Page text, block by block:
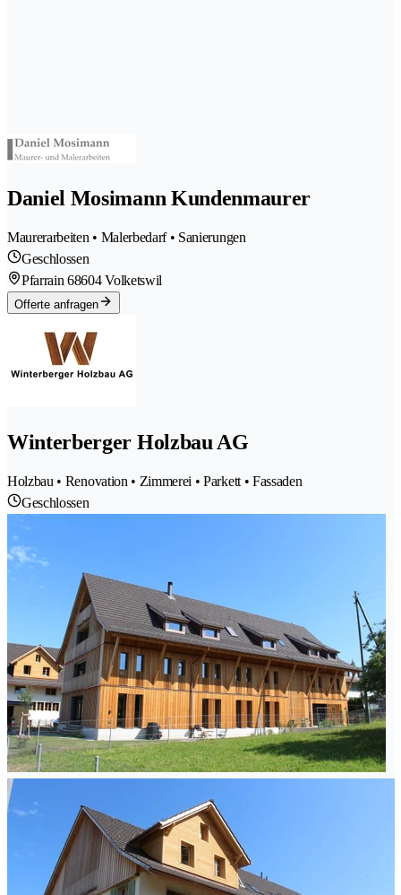
Daniel Mosimann Kundenmaurer
Maurerarbeiten • Malerbedarf • Sanierungen
Geschlossen
Pfarrain 68604 Volketswil
Offerte anfragen
Winterberger Holzbau AG
Holzbau • Renovation • Zimmerei • Parkett • Fassaden
Geschlossen